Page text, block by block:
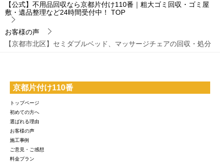
【公式】不用品回収なら京都片付け110番｜粗大ゴミ回収・ゴミ屋
敷・遺品整理など24時間受付中！
TOP
お客様の声
【京都市北区】セミダブルベッド、マッサージチェアの回収・処分
京都片付け110番
トップページ
初めての方へ
選ばれる理由
お客様の声
施工事例
ご意見・ご感想
料金プラン